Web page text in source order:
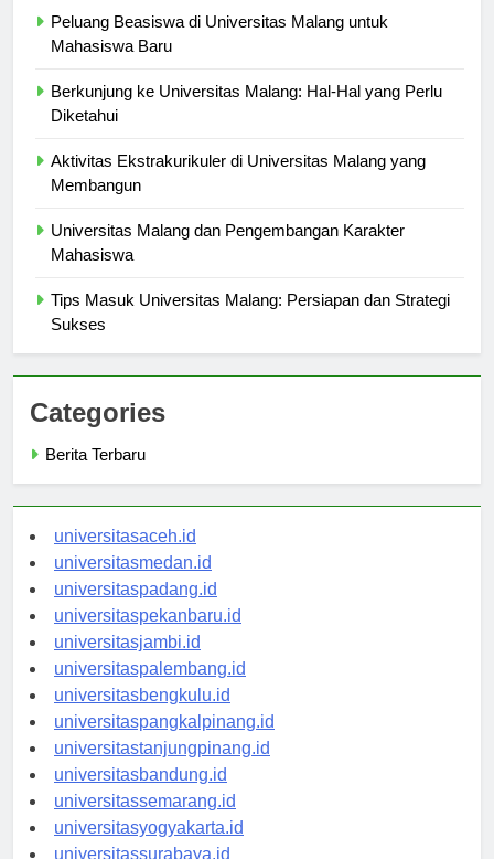
Peluang Beasiswa di Universitas Malang untuk
Berkunjung ke Universitas Malang: Hal-Hal yang Perlu
Aktivitas Ekstrakurikuler di Universitas Malang yang
Universitas Malang dan Pengembangan Karakter
Tips Masuk Universitas Malang: Persiapan dan Strategi
Categories
universitasaceh.id
universitasmedan.id
universitaspadang.id
universitaspekanbaru.id
universitasjambi.id
universitaspalembang.id
universitasbengkulu.id
universitaspangkalpinang.id
universitastanjungpinang.id
universitasbandung.id
universitassemarang.id
universitasyogyakarta.id